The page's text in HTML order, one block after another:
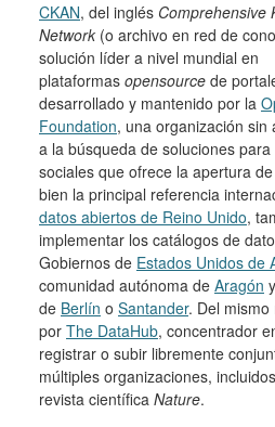
CKAN, del inglés Comprehensive
Network (o archivo en red de
solución líder a nivel mundial en
plataformas opensource de
desarrollado y mantenido por la
Foundation, una organización
a la búsqueda de soluciones
sociales que ofrece la apertura
bien la principal referencia
datos abiertos de Reino Unido,
implementar los catálogos de
Gobiernos de Estados Unidos de
comunidad autónoma de Aragón
de Berlín o Santander. Del mismo
por The DataHub, concentrador
registrar o subir libremente
múltiples organizaciones, incluidos
revista científica Nature.